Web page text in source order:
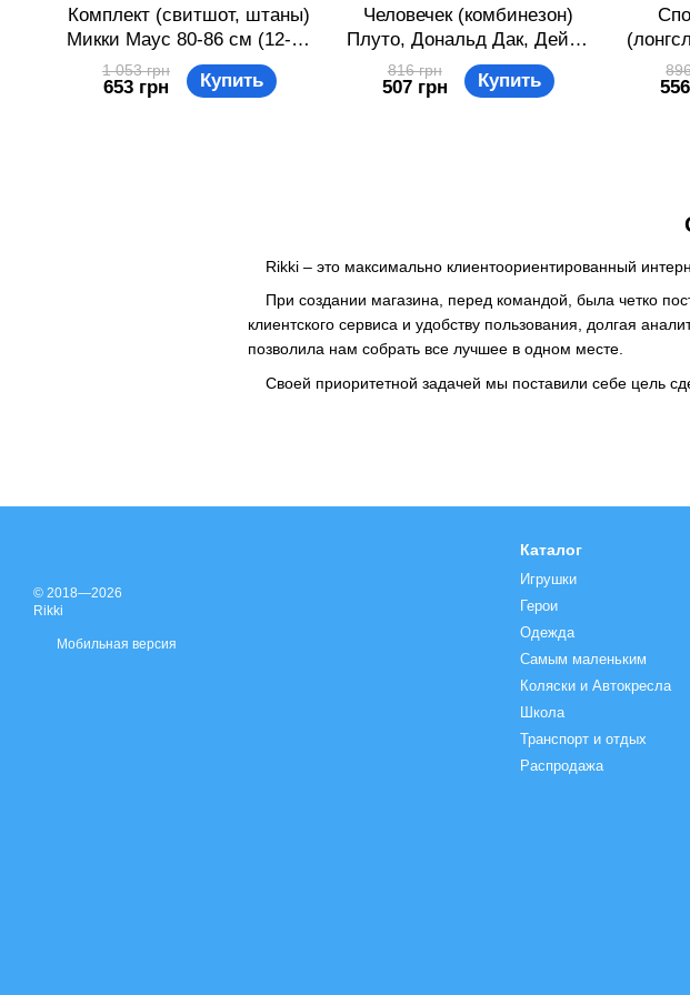
Комплект (свитшот, штаны)
Микки Маус 80-86 см (12-18
мес) Disney MC16210
Светло-персиковый
1 053 грн
653 грн Купить
Человечек (комбинезон)
Плуто, Дональд Дак, Дейзи
Дак, Микки Маус 56-62 см
(0-3 мес) Disney MC16189
816 грн
507 грн Купить
Rikki – это максимально клиентоориентированный
При создании магазина, перед командой, была четко
клиентского сервиса и удобству пользования, долгая
позволила нам собрать все лучшее в одном месте.
Своей приоритетной задачей мы поставили себе цель
© 2018—2026
Rikki
Мобильная версия
Каталог
Игрушки
Герои
Одежда
Самым маленьким
Коляски и Автокреcла
Школа
Транспорт и отдых
Распродажа